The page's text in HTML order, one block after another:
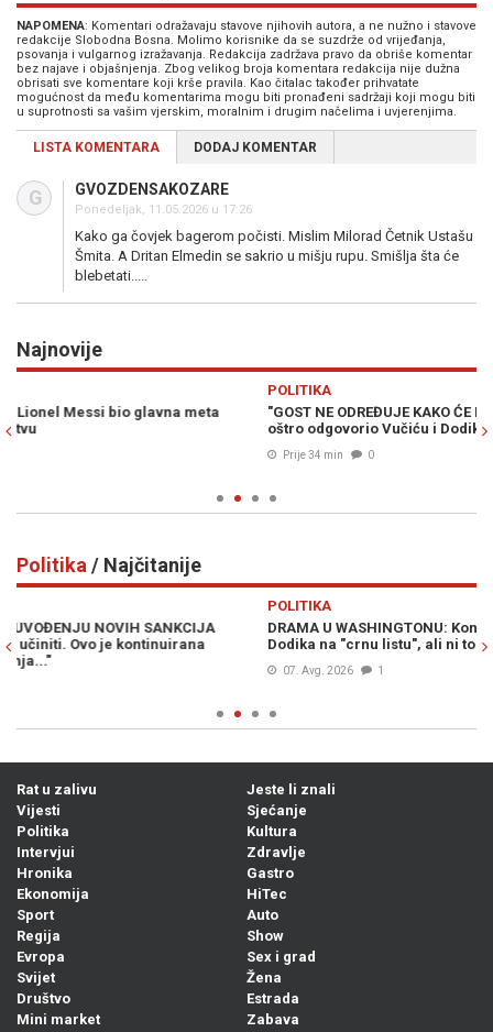
NAPOMENA: Komentari odražavaju stavove njihovih autora, a ne nužno i stavove
redakcije Slobodna Bosna. Molimo korisnike da se suzdrže od vrijeđanja,
psovanja i vulgarnog izražavanja. Redakcija zadržava pravo da obriše komentar
bez najave i objašnjenja. Zbog velikog broja komentara redakcija nije dužna
obrisati sve komentare koji krše pravila. Kao čitalac također prihvatate
mogućnost da među komentarima mogu biti pronađeni sadržaji koji mogu biti
u suprotnosti sa vašim vjerskim, moralnim i drugim načelima i uvjerenjima.
LISTA KOMENTARA DODAJ KOMENTAR
G GVOZDENSAKOZARE
Ponedeljak, 11.05.2026 u 17:26
Kako ga čovjek bagerom počisti. Mislim Milorad Četnik Ustašu
Šmita. A Dritan Elmedin se sakrio u mišju rupu. Smišlja šta će
blebetati.....
Najnovije
"GOST NE ODREĐUJE KAKO ĆE DOMAĆIN UREDITI KUĆU": Helez
oštro odgovorio Vučiću i Dodiku
Politika / Najčitanije
DRAMA U WASHINGTONU: Kongresmeni traže vraćanje Milorada
Dodika na "crnu listu", ali ni to nije sve...
Rat u zalivu
Vijesti
Politika
Intervjui
Hronika
Ekonomija
Sport
Regija
Evropa
Svijet
Društvo
Mini market
Jeste li znali
Sjećanje
Kultura
Zdravlje
Gastro
HiTec
Auto
Show
Sex i grad
Žena
Estrada
Zabava